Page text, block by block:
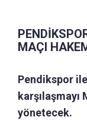
MAÇI
Pendikspor
yönetecek.